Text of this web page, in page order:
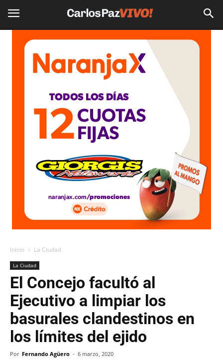
Inicio La Ciudad
La Ciudad
El Concejo facultó al
Ejecutivo a limpiar los
basurales clandestinos en
los límites del ejido
Por Fernando Agüero - 6 marzo, 2020